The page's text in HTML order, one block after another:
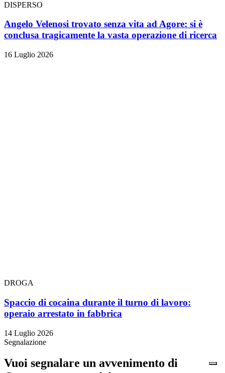
DISPERSO
Angelo Velenosi trovato senza vita ad Agore: si è
conclusa tragicamente la vasta operazione di ricerca
16 Luglio 2026
DROGA
Spaccio di cocaina durante il turno di lavoro:
operaio arrestato in fabbrica
14 Luglio 2026
Segnalazione
Vuoi segnalare un avvenimento di